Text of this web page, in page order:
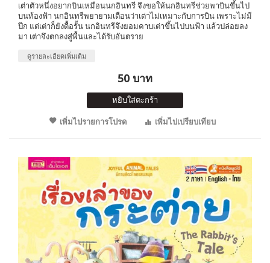
เต่าตัวหนึ่งอยากบินเหมือนนกอินทรี จึงขอให้นกอินทรีช่วยพาบินขึ้นไป
บนท้องฟ้า นกอินทรีพยายามเตือนว่าเต่าไม่เหมาะกับการบิน เพราะไม่มี
ปีก แต่เต่าก็ยังดื้อรั้น นกอินทรีจึงยอมคาบเต่าขึ้นไปบนฟ้า แล้วปล่อยลง
มา เต่าจึงตกลงสู่พื้นและได้รับอันตราย
ดูรายละเอียดเพิ่มเติม
50 บาท
หยิบใส่ตะกร้า
เพิ่มไปรายการโปรด
เพิ่มไปเปรียบเทียบ